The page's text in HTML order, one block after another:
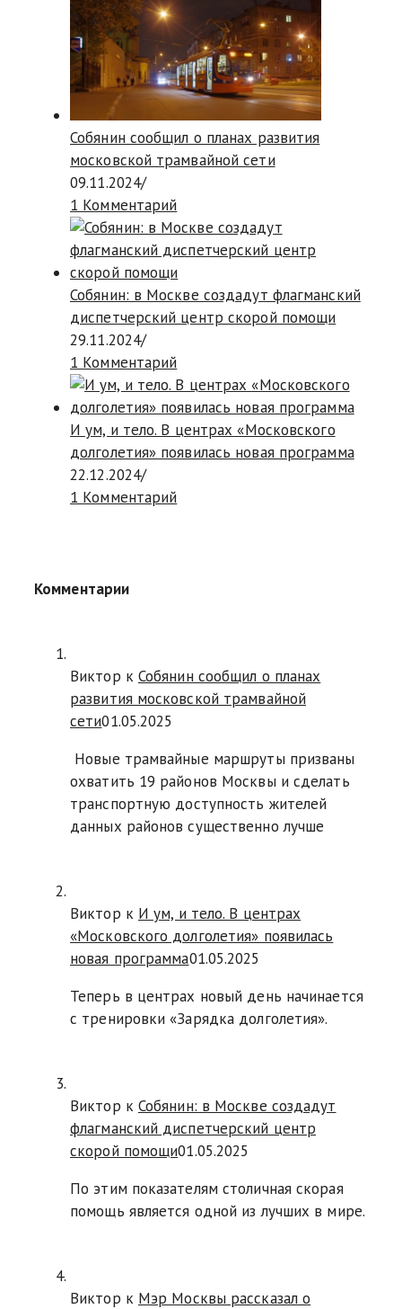
Собянин сообщил о планах развития
московской трамвайной сети
09.11.2024/
1 Комментарий
Собянин: в Москве создадут флагманский
диспетчерский центр скорой помощи
29.11.2024/
1 Комментарий
И ум, и тело. В центрах «Московского
долголетия» появилась новая программа
22.12.2024/
1 Комментарий
Комментарии
Виктор к Собянин сообщил о планах
развития московской трамвайной
сети01.05.2025
Новые трамвайные маршруты призваны
охватить 19 районов Москвы и сделать
транспортную доступность жителей
данных районов существенно лучше
Виктор к И ум, и тело. В центрах
«Московского долголетия» появилась
новая программа01.05.2025
Теперь в центрах новый день начинается
с тренировки «Зарядка долголетия».
Виктор к Собянин: в Москве создадут
флагманский диспетчерский центр
скорой помощи01.05.2025
По этим показателям столичная скорая
помощь является одной из лучших в мире.
Виктор к Мэр Москвы рассказал о